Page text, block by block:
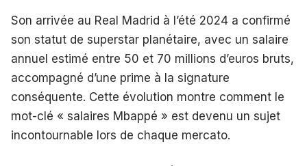
Son arrivée au Real Madrid à l’été 2024 a confirmé
son statut de superstar planétaire, avec un salaire
annuel estimé entre 50 et 70 millions d’euros bruts,
accompagné d’une prime à la signature
conséquente. Cette évolution montre comment le
mot-clé « salaires Mbappé » est devenu un sujet
incontournable lors de chaque mercato.